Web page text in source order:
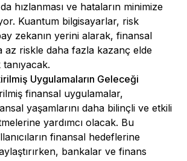
hızlanması ve hataların minimize
Kuantum bilgisayarlar, risk
zekanın yerini alarak, finansal
az riskle daha fazla kazanç elde
Uygulamaların Geleceği
finansal uygulamalar,
yaşamlarını daha bilinçli ve etkili
yardımcı olacak. Bu
finansal hedeflerine
bankalar ve finans